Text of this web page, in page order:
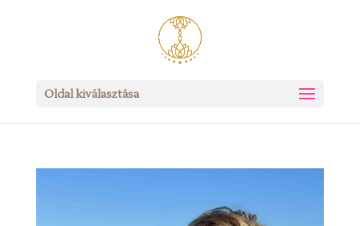
Oldal kiválasztása